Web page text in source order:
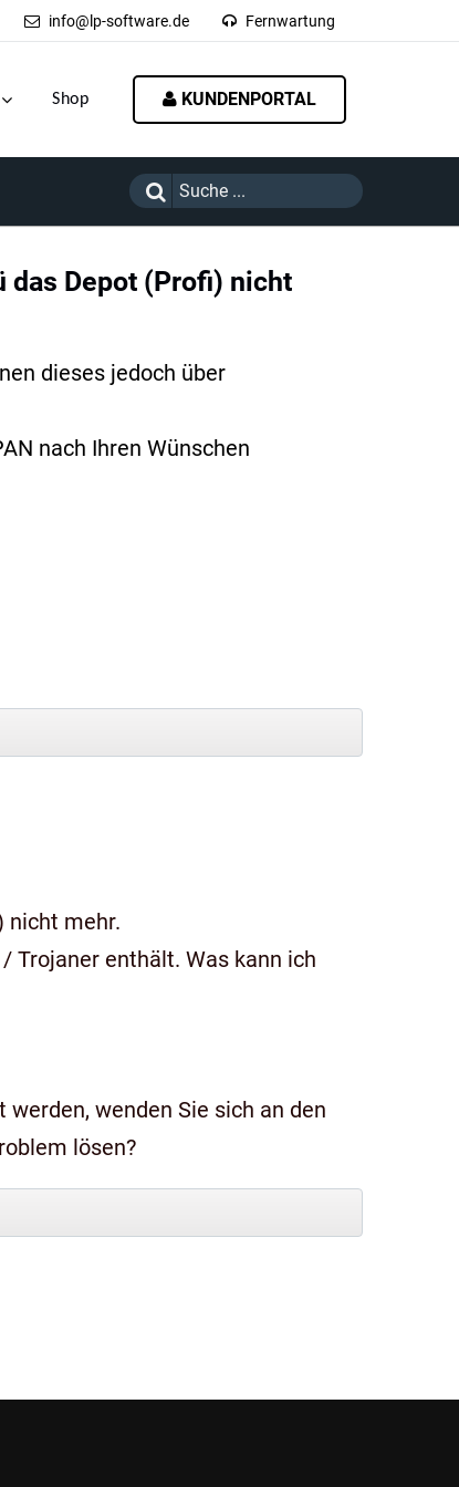
info@lp-software.de Fernwartung
Shop KUNDENPORTAL
das Depot (Profi) nicht
dieses jedoch über
nach Ihren Wünschen
nicht mehr.
Trojaner enthält. Was kann ich
lösen?